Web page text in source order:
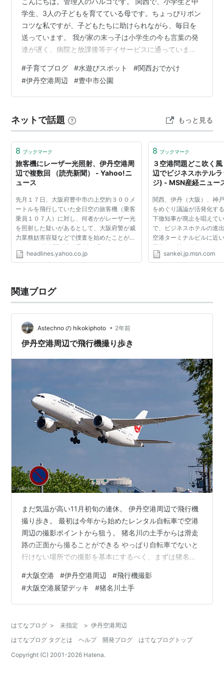
学生、3人の子どもを育てている母です。ちょっぴりポン
コツな私ですが、子どもたちに助けられながら、毎日を
送っています。 我が家の末っ子は小学生の今も言葉の発
達が遅く、病院と放課後等デイサービスに通っていま
みを抱える方に寄り添いたいと思います。子どものペー
スを尊重しながら歩む日々の記録です。 ※当時の日記を
もとに紹介しています。 こんな人が書いています。
OK！ 「スカイランドHARADA」で夏の午後を満喫♪ 水遊
びにぴったりな…
#子育てブログ #水遊びスポット #関西おでかけ
#伊丹空港周辺 #豊中市公園
ネットで話題 もっと見る
8 ブックマーク
旅客機にレーザー光照射、伊丹空港周
辺で複数回 （読売新聞） - Yahoo!ニ
ュース
先月１７日、大阪府豊中市の上空約３００メ
ートルを飛行していた全日空の旅客機（乗客
乗員１０７人）に対し、何者かがレーザー光
を照射した疑いがあるとして、大阪府警が威
力業務妨害容疑などで捜査を始めたことがわ
かった。 捜査関係者が取材に明らかにした。
同機は大阪（伊丹）空港に着陸する直前で、
headlines.yahoo.co.jp
8 ブックマーク
３空港問題どこ吹く
辺でビジネスホテル
ジ) - MSN産経ニュー
関西、伊丹（大阪）、神
をめぐり議論が活発化す
下徹知事が廃止を唱えて
で、ビジネスホテルの進
空港ターミナルビルに近
田市で２社がビジネスマ
計画を進める。業者側は
sankei.jp.msn.com
関連ブログ
Astechno の hikokiphoto • 2年前
伊丹空港周辺で飛行機撮り歩き
まだ気温が高い11月初旬の連休。 伊丹空港周辺で飛行機
撮り歩き。 最初は今年から始めたレンタル自転車で空港
周辺の撮影ポイントから狙う。 猪名川の土手からは滑走
路の正面から撮ることができる やっぱり自転車でないと
行けない場所での撮影を基本にするべく、まずは猪名川
のを離着陸する飛行機が撮れる。 ただこの日は気温が高
く、地表の温度が上昇しているため画像としては残念。
青空バックに飛び立つCRJ700 A滑走路から離陸する飛行
物足りなさは感じる。 B787の離陸シーン。 隣のA滑走路
には別の小型…
#大阪空港 #伊丹空港周辺 #飛行機撮影
#大阪空港展望デッキ #猪名川土手
はてなブログ > 未指定 > 伊丹空港周辺
はてなブログ タグとは
ヘルプ 開発ブログ
はてなブログトップ
Copyright (C) 2001-2026 Hatena.